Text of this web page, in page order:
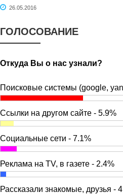
26.05.2016
ГОЛОСОВАНИЕ
Откуда Вы о нас узнали?
Поисковые системы (google,
Ссылки на другом сайте - 5.9%
Социальные сети - 7.1%
Реклама на TV, в газете - 2.4%
Рассказали знакомые, друзья -